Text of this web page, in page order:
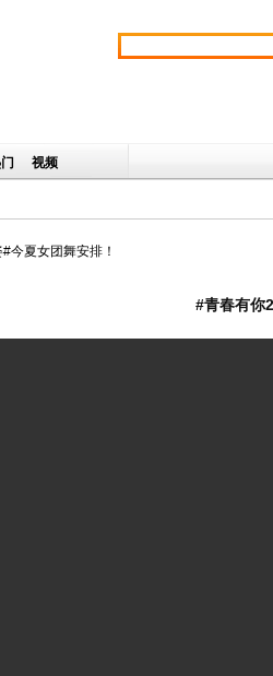
今夏女团舞安排！
#青春有你